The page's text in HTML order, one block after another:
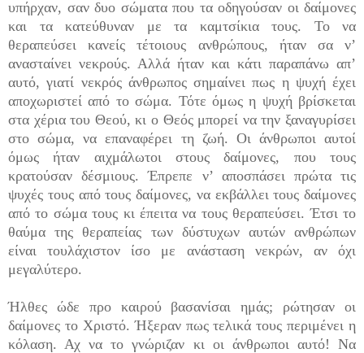
υπήρχαν, σαν δυο σώματα που τα οδηγούσαν οι δαίμονες
και τα κατεύθυναν με τα καμτσίκια τους. Το να
θεραπεύσει κανείς τέτοιους ανθρώπους, ήταν σα ν’
ανασταίνει νεκρούς. Αλλά ήταν και κάτι παραπάνω απ’
αυτό, γιατί νεκρός άνθρωπος σημαίνει πως η ψυχή έχει
αποχωριστεί από το σώμα. Τότε όμως η ψυχή βρίσκεται
στα χέρια του Θεού, κι ο Θεός μπορεί να την ξαναγυρίσει
στο σώμα, να επαναφέρει τη ζωή. Οι άνθρωποι αυτοί
όμως ήταν αιχμάλωτοι στους δαίμονες, που τους
κρατούσαν δέ­σμιους. Έπρεπε ν’ αποσπάσει πρώτα τις
ψυχές τους από τους δαίμονες, να εκβάλλει τους δαίμονες
από το σώμα τους κι έπειτα να τους θεραπεύσει. Έτσι το
θαύμα της θεραπείας των δύστυχων αυτών ανθρώπων
είναι τουλάχιστον ίσο με ανάσταση νεκρών, αν όχι
μεγαλύτερο.
Ήλθες ώδε προ καιρού βασανίσαι ημάς; ρώτησαν οι
δαίμονες το Χριστό. Ήξεραν πως τελικά τους πε­ριμένει η
κόλαση. Αχ να το γνώριζαν κι οι άνθρωποι αυτό! Να